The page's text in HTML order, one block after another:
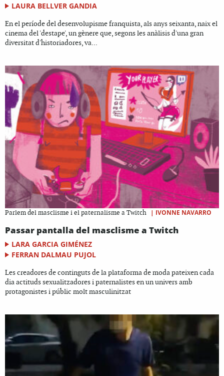
LAURA BELLVER GANDIA
En el període del desenvolupisme franquista, als anys seixanta, naix el
cinema del 'destape', un gènere que, segons les anàlisis d'una gran
diversitat d'historiadores, va...
Parlem del masclisme i el paternalisme a Twitch | IVONNE NAVARRO
Passar pantalla del masclisme a Twitch
LARA GARCIA GIMÉNEZ
FERRAN DALMAU PUJOL
Les creadores de continguts de la plataforma de moda pateixen cada
dia actituds sexualitzadores i paternalistes en un univers amb
protagonistes i públic molt masculinitzat